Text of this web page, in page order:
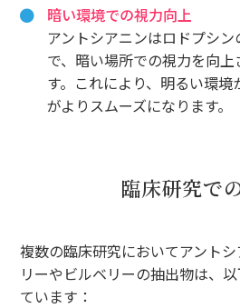
暗い環境での視力向上
アントシアニンはロドプシ
で、暗い場所での視力を向
す。これにより、明るい環
がよりスムーズになります。
臨床研究で
複数の臨床研究においてアント
リーやビルベリーの抽出物は、
ています：